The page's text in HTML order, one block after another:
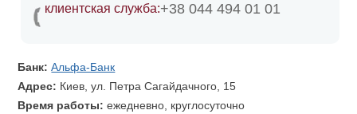
клиентская служба:+38 044 494 01 01
Банк:Альфа-Банк
Адрес: Киев, ул. Петра Сагайдачного, 15
Время работы:ежедневно, круглосуточно